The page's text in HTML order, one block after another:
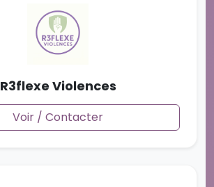
R3flexe Violences
Voir / Contacter